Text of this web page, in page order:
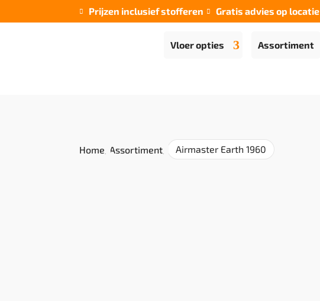
 Prijzen inclusief stofferen  Gratis advies op locatie
Vloer opties Assortiment
Home Assortiment Airmaster Earth 1960